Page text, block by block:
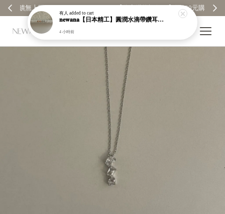
有人 added to cart
𝐧𝐞𝐰𝐚𝐧𝐚【日本精工】圓潤水滴帶鑽耳環｜耳針｜高保色｜純銀｜鍍玫瑰金｜現貨＋預購【n989】
4 小時前